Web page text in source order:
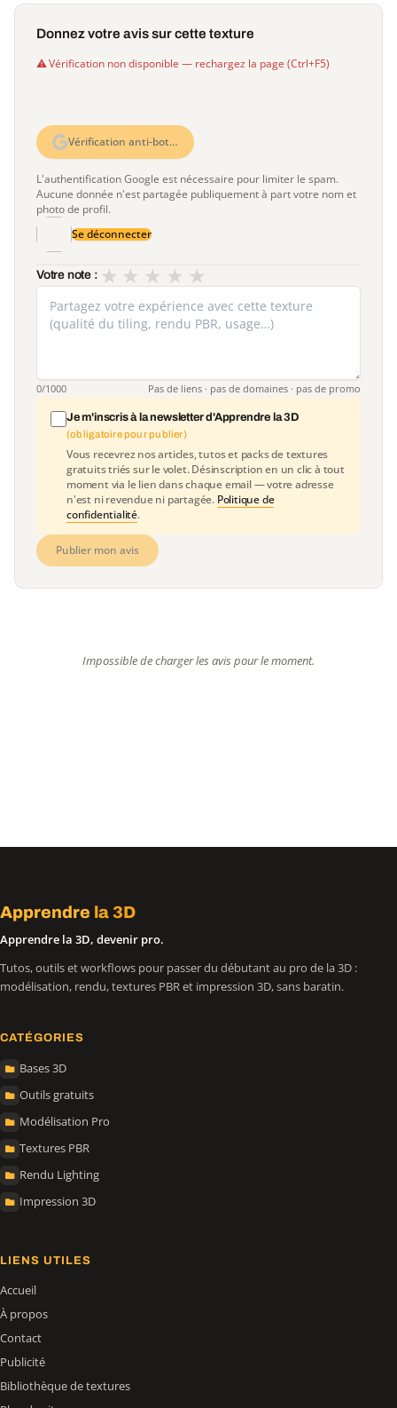
Donnez votre avis sur cette texture
Vérification non disponible — rechargez la page (Ctrl+F5)
Vérification anti-bot…
L'authentification Google est nécessaire pour limiter le spam.
Aucune donnée n'est partagée publiquement à part votre nom et
photo de profil.
Se déconnecter
Votre note : ★
★
★
★
★
0/1000 Pas de liens · pas de domaines · pas de promo
Je m'inscris à la newsletter d'Apprendre la 3D
(obligatoire pour publier)
Vous recevrez nos articles, tutos et packs de textures
gratuits triés sur le volet. Désinscription en un clic à tout
moment via le lien dans chaque email — votre adresse
n'est ni revendue ni partagée. Politique de
confidentialité.
Publier mon avis
Impossible de charger les avis pour le moment.
Apprendre la 3D
Apprendre la 3D, devenir pro.
Tutos, outils et workflows pour passer du débutant au pro de la 3D :
modélisation, rendu, textures PBR et impression 3D, sans baratin.
CATÉGORIES
Bases 3D
Outils gratuits
Modélisation Pro
Textures PBR
Rendu Lighting
Impression 3D
LIENS UTILES
Accueil
À propos
Contact
Publicité
Bibliothèque de textures